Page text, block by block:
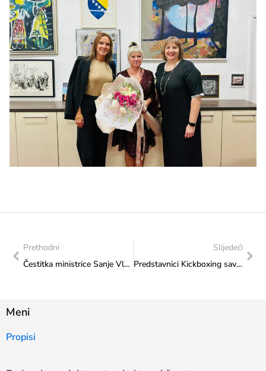
Prethodni
Čestitka ministrice Sanje Vlaisavljević reprezentativcima BiH u sjedećoj odbojci: “Uvaženi zlatni sportaši BiH, neizmjerno smo ponosni na vas, vi ste primjer svima!”
Slijedeći
Predstavnici Kickboxing saveza BiH u posjetu Ministarstvu
Meni
Propisi